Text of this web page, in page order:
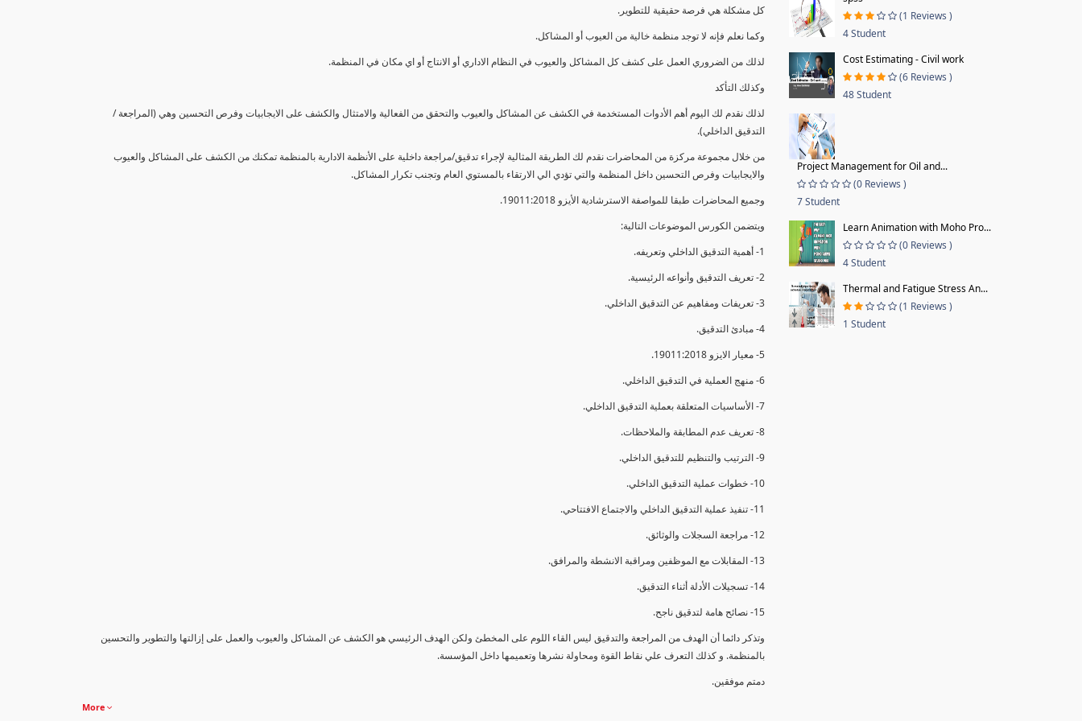
كل مشكلة هي فرصة حقيقية للتطوير.
وكما نعلم فإنه لا توجد منظمة خالية من العيوب أو المشاكل.
لذلك من الضروري العمل على كشف كل المشاكل والعيوب في النظام الاداري أو الانتاج أو اي مكان في المنظمة.
وكذلك التأكد
لذلك نقدم لك اليوم أهم الأدوات المستخدمة في الكشف عن المشاكل والعيوب والتحقق من الفعالية والامتثال والكشف على الايجابيات وفرص التحسين وهي (المراجعة /
التدقيق الداخلي).
من خلال مجموعة مركزة من المحاضرات نقدم لك الطريقة المثالية لإجراء تدقيق/مراجعة داخلية على الأنظمة الادارية بالمنظمة تمكنك من الكشف على المشاكل والعيوب
والايجابيات وفرص التحسين داخل المنظمة والتي تؤدي الي الارتقاء بالمستوي العام وتجنب تكرار المشاكل.
وجميع المحاضرات طبقا للمواصفة الاسترشادية الأيزو 19011:2018.
ويتضمن الكورس الموضوعات التالية:
1- أهمية التدقيق الداخلي وتعريفه.
2- تعريف التدقيق وأنواعه الرئيسية.
3- تعريفات ومفاهيم عن التدقيق الداخلي.
4- مبادئ التدقيق.
5- معيار الايزو 19011:2018.
6- منهج العملية في التدقيق الداخلي.
7- الأساسيات المتعلقة بعملية التدقيق الداخلي.
8- تعريف عدم المطابقة والملاحظات.
9- الترتيب والتنظيم للتدقيق الداخلي.
10- خطوات عملية التدقيق الداخلي.
11- تنفيذ عملية التدقيق الداخلي والاجتماع الافتتاحي.
12- مراجعة السجلات والوثائق.
13- المقابلات مع الموظفين ومراقبة الانشطة والمرافق.
14- تسجيلات الأدلة أثناء التدقيق.
15- نصائح هامة لتدقيق ناجح.
وتذكر دائما أن الهدف من المراجعة والتدقيق ليس القاء اللوم على المخطئ ولكن الهدف الرئيسي هو الكشف عن المشاكل والعيوب والعمل على إزالتها والتطوير والتحسين
بالمنظمة. و كذلك التعرف علي نقاط القوة ومحاولة نشرها وتعميمها داخل المؤسسة.
دمتم موفقين.
More
(1 Reviews )
4 Student
Cost Estimating - Civil work
(6 Reviews )
48 Student
Project Management for Oil and...
(0 Reviews )
7 Student
Learn Animation with Moho Pro...
(0 Reviews )
4 Student
Thermal and Fatigue Stress An...
(1 Reviews )
1 Student